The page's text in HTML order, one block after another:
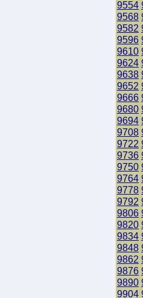
9554
9568
9582
9596
9610
9624
9638
9652
9666
9680
9694
9708
9722
9736
9750
9764
9778
9792
9806
9820
9834
9848
9862
9876
9890
9904